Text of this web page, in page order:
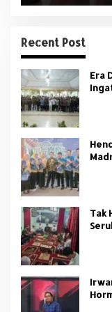
Recent Post
Era
Tak